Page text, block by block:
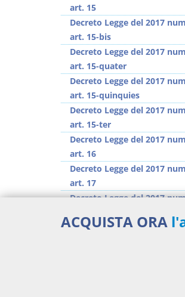
art. 15
Decreto Legge del 2017
art. 15-bis
Decreto Legge del 2017
art. 15-quater
Decreto Legge del 2017
art. 15-quinquies
Decreto Legge del 2017
art. 15-ter
Decreto Legge del 2017
art. 16
Decreto Legge del 2017
art. 17
Decreto Legge del 2017
Decreto Legge del 2017
ACQUISTA ORA